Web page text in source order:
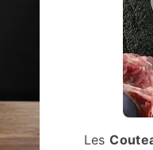
Les